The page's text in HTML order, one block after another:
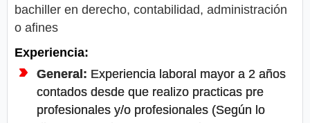
bachiller en derecho, contabilidad, administración
o afines
Experiencia:
General: Experiencia laboral mayor a 2 años
contados desde que realizo practicas pre
profesionales y/o profesionales (Según lo